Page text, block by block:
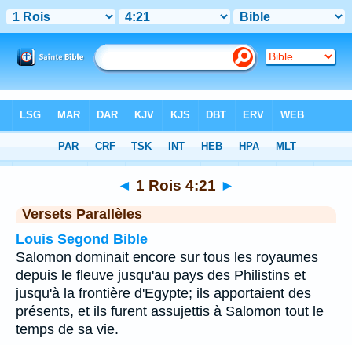
Chapitre 4> Verset 21
◄ 1 Rois 4:21 ►
Versets Parallèles
Louis Segond Bible
Salomon dominait encore sur tous les royaumes
depuis le fleuve jusqu'au pays des Philistins et
jusqu'à la frontière d'Egypte; ils apportaient des
présents, et ils furent assujettis à Salomon tout le
temps de sa vie.